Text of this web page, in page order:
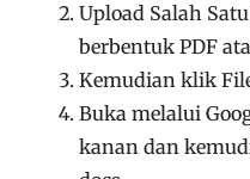
Upload Salah
berbentuk PDF
Kemudian klik
Buka melalui
kanan dan